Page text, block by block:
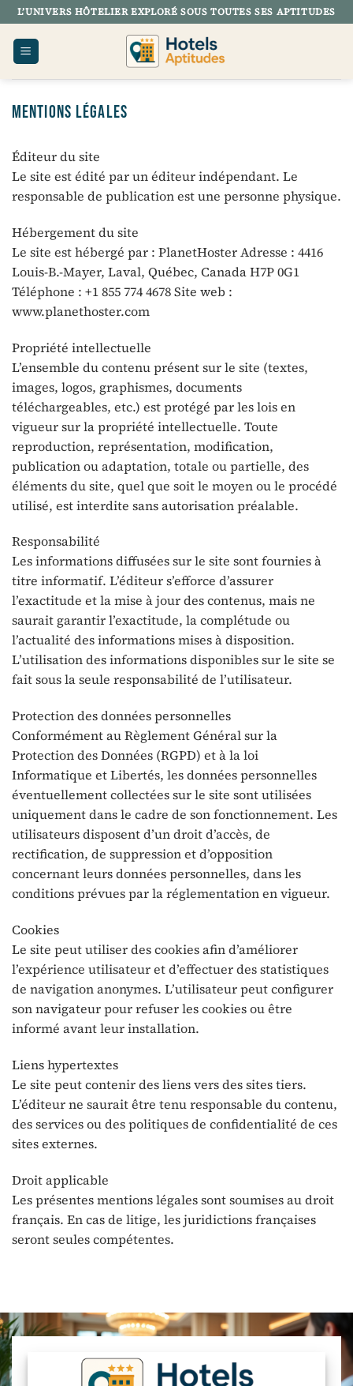
Passer
au
contenu
L’UNIVERS HÔTELIER EXPLORÉ SOUS TOUTES SES APTITUDES
MENTIONS LÉGALES
Éditeur du site
Le site est édité par un éditeur indépendant. Le
responsable de publication est une personne physique.
Hébergement du site
Le site est hébergé par : PlanetHoster Adresse : 4416
Louis-B.-Mayer, Laval, Québec, Canada H7P 0G1
Téléphone : +1 855 774 4678 Site web :
www.planethoster.com
Propriété intellectuelle
L’ensemble du contenu présent sur le site (textes,
images, logos, graphismes, documents
téléchargeables, etc.) est protégé par les lois en
vigueur sur la propriété intellectuelle. Toute
reproduction, représentation, modification,
publication ou adaptation, totale ou partielle, des
éléments du site, quel que soit le moyen ou le procédé
utilisé, est interdite sans autorisation préalable.
Responsabilité
Les informations diffusées sur le site sont fournies à
titre informatif. L’éditeur s’efforce d’assurer
l’exactitude et la mise à jour des contenus, mais ne
saurait garantir l’exactitude, la complétude ou
l’actualité des informations mises à disposition.
L’utilisation des informations disponibles sur le site se
fait sous la seule responsabilité de l’utilisateur.
Protection des données personnelles
Conformément au Règlement Général sur la
Protection des Données (RGPD) et à la loi
Informatique et Libertés, les données personnelles
éventuellement collectées sur le site sont utilisées
uniquement dans le cadre de son fonctionnement. Les
utilisateurs disposent d’un droit d’accès, de
rectification, de suppression et d’opposition
concernant leurs données personnelles, dans les
conditions prévues par la réglementation en vigueur.
Cookies
Le site peut utiliser des cookies afin d’améliorer
l’expérience utilisateur et d’effectuer des statistiques
de navigation anonymes. L’utilisateur peut configurer
son navigateur pour refuser les cookies ou être
informé avant leur installation.
Liens hypertextes
Le site peut contenir des liens vers des sites tiers.
L’éditeur ne saurait être tenu responsable du contenu,
des services ou des politiques de confidentialité de ces
sites externes.
Droit applicable
Les présentes mentions légales sont soumises au droit
français. En cas de litige, les juridictions françaises
seront seules compétentes.